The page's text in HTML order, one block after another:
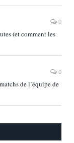
0
(et comment les
0
de l’équipe de